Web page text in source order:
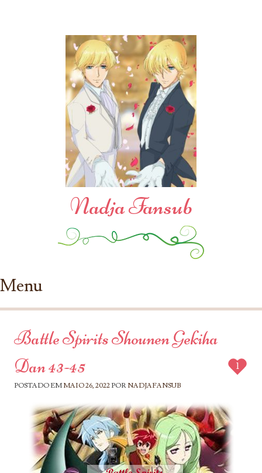
Nadja Fansub
Menu
Ir para conteúdo
Battle Spirits Shounen Gekiha
Dan 43-45
POSTADO EM MAIO 26, 2022 POR NADJAFANSUB
1